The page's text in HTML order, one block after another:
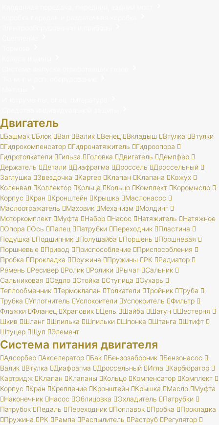
Двигатель
Башмак Блок Вал Валик Венец Вкладыш Втулка
Втулки
Гидрокомпенсатор
Гидронатяжитель
Гидроопора
Гидротолкатели
Гильза Головка Двигатель
Демпфер
Держатель
Детали Диафрагма Дроссель
Дроссельный
Заглушка
Звездочка Картер Клапан Клапана
Кожух
Коленвал
Коллектор Кольца Кольцо Комплект
Коромысло
Корпус
Кран Кронштейн Крышка
Маслонасос
Маслоотражатель
Маховик Механизм
Молдинг
Моторкомплект
Муфта Набор Насос Натяжитель
Натяжное
Опора
Ось Палец Патрубки Переходник
Пластина
Подушка
Подшипник Полушайба Поршень
Поршневая
Поршневые
Привод Приспособление
Приспособления
Пробка
Прокладка Пружина Пружины РК
Радиатор
Ремень
Ресивер Ролик Ролики Рычаг
Сальник
Сальниковая
Седло Стойка Ступица
Сухарь
Теплообменник
Термоклапан Толкатели Тройник
Труба
Трубка
Уплотнитель Успокоители Успокоитель
Фильтр
Флажки
Фланец Храповик Цепь Шайба Шатун
Шестерня
Шкив
Шланг Шпилька Шпильки Шпонка Штанга
Штифт
Штуцер
Щуп Элемент
Система питания двигателя
Адсорбер Акселератор Бак Бензозаборник
Бензонасос
Валик
Втулка Диафрагма Дроссельный Игла
Карбюратор
Картридж
Клапан Клапаны Кольцо Компенсатор
Комплект
Корпус
Кран Крепление Кронштейн Крышка Масло
Муфта
Наконечник
Насос Облицовка Охладитель
Патрубки
Патрубок
Педаль Переходник Поплавок Пробка
Прокладка
Пружина
РК Рампа Распылитель Раструб
Регулятор